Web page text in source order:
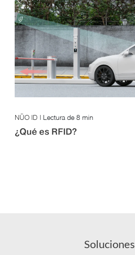
NÜO ID | Lectura de 8 min
¿Qué es RFID?
Soluciones